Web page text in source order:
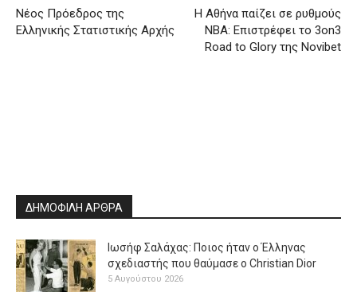
Νέος Πρόεδρος της
Ελληνικής Στατιστικής Αρχής
H Αθήνα παίζει σε ρυθμούς
NBA: Επιστρέφει το 3on3
Road to Glory της Novibet
ΔΗΜΟΦΙΛΗ ΑΡΘΡΑ
Ιωσήφ Σαλάχας: Ποιος ήταν ο Έλληνας
σχεδιαστής που θαύμασε ο Christian Dior
5 Αυγούστου 2026